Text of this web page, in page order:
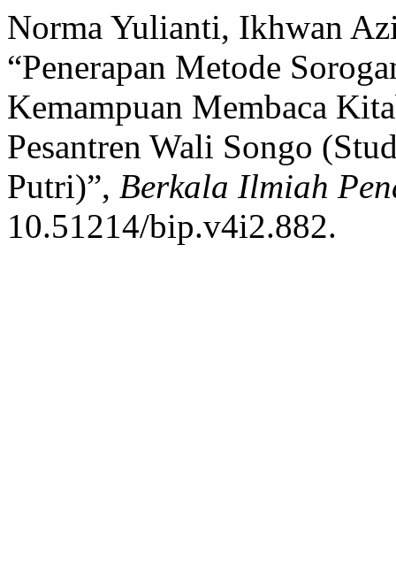
Norma Yulianti, Ikhwan
“Penerapan Metode
Kemampuan Membaca
Pesantren Wali Songo
Putri)”, Berkala Ilmiah
10.51214/bip.v4i2.882.